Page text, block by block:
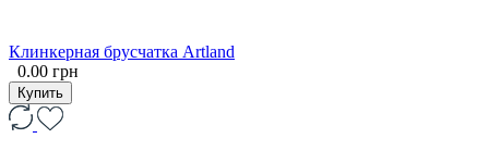
Клинкерная брусчатка Artland
0.00 грн
Купить